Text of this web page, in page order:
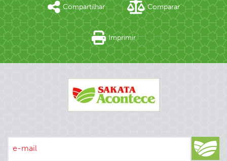
Compartilhar Comparar
Imprimir
e-mail